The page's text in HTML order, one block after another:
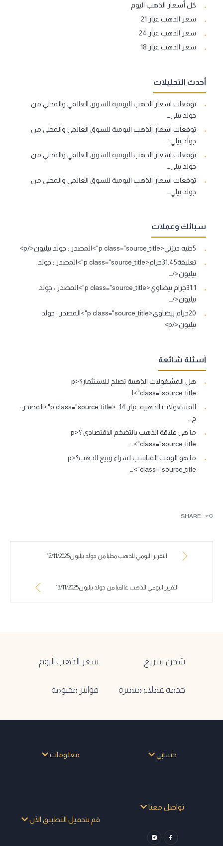
كل أسعار الذهب اليوم
سعر الذهب عيار 21
سعر الذهب عيار 24
سعر الذهب عيار 18
أحدث التحليلات
توقعات اسعار الذهب اليومية للسوق العالمي والمحلي من
جولد بيلي…
توقعات اسعار الذهب اليومية للسوق العالمي والمحلي من
جولد بيلي…
توقعات اسعار الذهب اليومية للسوق العالمي والمحلي من
جولد بيلي…
توقعات اسعار الذهب اليومية للسوق العالمي والمحلي من
جولد بيلي…
سبائك وعملات
5جنيه ديزني<p class="source_title">المصدر : جولد بيليون</p>
تعليقة31.45جرام<p class="source_title">المصدر : جولد
بيليون</…
31.1جرام بيضاوي<p class="source_title">المصدر : جولد
بيليون</…
20جرام بيضاوي<p class="source_title">المصدر : جولد
بيليون</p>
أسئلة شائعة
هل المشغولات الذهبية تصلح للاستثمار؟<p
class="source_title">ا…
المشغولات الذهبية عيار 14..<p class="source_title">المصدر :
ج…
ما هي علاقة الذهب بالتضخم الاقتصادي ؟<p
class="source_title">…
ما هو الوقت المناسب لشراء وبيع الذهب؟<p
class="source_title">…
SHARE
التقرير اليومي للذهب محليا من جولد بيليون12/11/2025
التقرير اليومي للذهب عالميا من جولد بيليون13/11/2025
شحن سريع سعر الذهب اليوم
خدمة عملاء متميزة فواتير مختومة
حسابي معلومات
تواصل معنا
قم بتحميل التطبيق الآن